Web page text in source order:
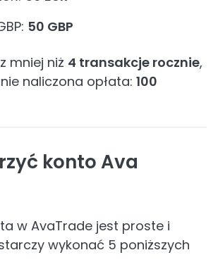
50 GBP
mniej niż 4 transakcje rocznie,
naliczona opłata: 100
konto Ava
w AvaTrade jest proste i
wykonać 5 poniższych